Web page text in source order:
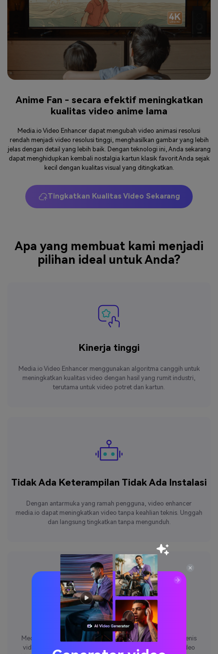
Anime Fan - secara efektif meningkatkan
kualitas video anime lama
Media.io Video Enhancer dapat mengubah video animasi resolusi
rendah menjadi video resolusi tinggi, menghasilkan gambar yang lebih
jelas dengan detail yang lebih baik. Dengan teknologi ini, Anda sekarang
dapat menghidupkan kembali nostalgia kartun klasik favorit Anda sejak
kecil dengan kualitas visual yang ditingkatkan.
Tingkatkan Kualitas Video Sekarang
Apa yang membuat kami menjadi
pilihan ideal untuk Anda?
Kinerja tinggi
Media.io Video Enhancer menggunakan algoritma canggih untuk
meningkatkan kualitas video dengan hasil yang rumit industri,
terutama untuk video potret dan kartun.
Tidak Ada Keterampilan Tidak Ada Instalasi
Dengan antarmuka yang ramah pengguna, video enhancer
media.io dapat meningkatkan video tanpa keahlian teknis. Unggah
dan langsung tingkatkan tanpa mengunduh.
Mengekspor video 4K
Media.io Video Enhancer mendukung peningkatan semua jenis
video ke proporsi 2x dan 4x dan meningkatkan kualitas video